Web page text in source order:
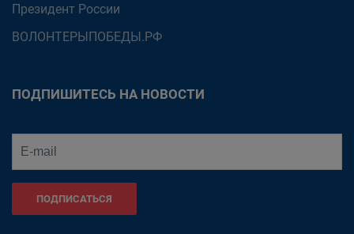
Президент России
ВОЛОНТЕРЫПОБЕДЫ.РФ
ПОДПИШИТЕСЬ НА НОВОСТИ
ПОДПИСАТЬСЯ